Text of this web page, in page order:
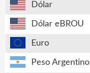
Dólar
Dólar eBROU
Euro
Peso Argentino